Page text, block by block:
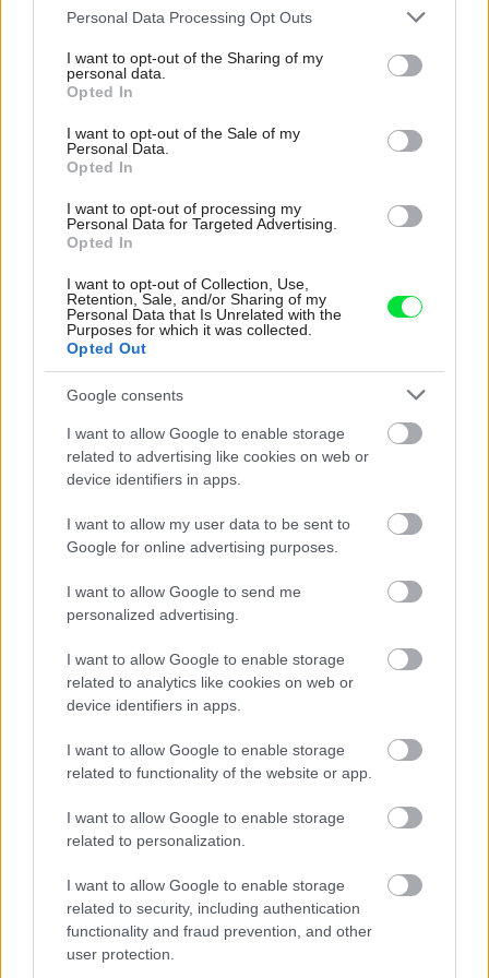
Please note that this website/app uses one or more Google
not limited to your visit or usage behaviour. You may click to
grant or deny consent to Google and its third-party tags to
use your data for below specified purposes in below Google
consent section.
Personal Data Processing Opt Outs
I want to opt-out of the Sharing of my
personal data.
Opted In
I want to opt-out of the Sale of my
Personal Data.
Opted In
I want to opt-out of processing my
Personal Data for Targeted Advertising.
Opted In
I want to opt-out of Collection, Use,
Retention, Sale, and/or Sharing of my
Personal Data that Is Unrelated with the
Purposes for which it was collected.
Opted Out
Google consents
I want to allow Google to enable storage
related to advertising like cookies on web or
device identifiers in apps.
I want to allow my user data to be sent to
Google for online advertising purposes.
I want to allow Google to send me
personalized advertising.
I want to allow Google to enable storage
related to analytics like cookies on web or
device identifiers in apps.
I want to allow Google to enable storage
related to functionality of the website or app.
I want to allow Google to enable storage
related to personalization.
I want to allow Google to enable storage
related to security, including authentication
functionality and fraud prevention, and other
user protection.
Treba odlišovať polievanie trávnikov a trvalých porastov
(bez možnosti použitia na jedenie alebo kŕmenie) od
závlahy zeleniny. Použiť vyčistenú odpadovú vodu na
odpadových vodách zostávajú niektoré nebezpečné látky
aj po biologickom čistení (ťažké kovy, PCB).
Ak je vážny dôvod na akumuláciu odpadových vôd, je
potrebné riešiť hygienické zabezpečenie (napr. chlórovými
Kategória: Záhradná technika
Tagy: čistička odpadových vôd
zariadenie
Pozrite si viac